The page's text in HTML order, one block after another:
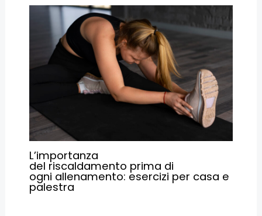
L’importanza
del riscaldamento prima di
ogni allenamento: esercizi per casa e
palestra